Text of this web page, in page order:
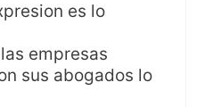
es lo
empresas
sus abogados lo